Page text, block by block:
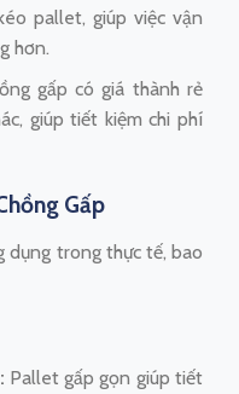
pallet, giúp việc vận
hơn.
gấp có giá thành rẻ
giúp tiết kiệm chi phí
Gấp
dụng trong thực tế, bao
Pallet gấp gọn giúp tiết